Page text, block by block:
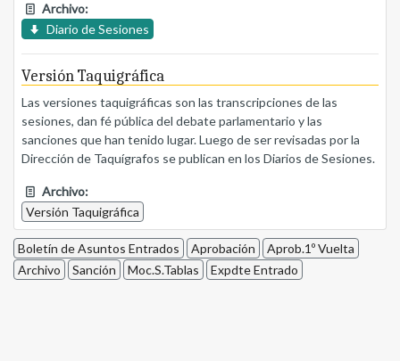
Archivo:
Diario de Sesiones
Versión Taquigráfica
Las versiones taquigráficas son las transcripciones de las
sesiones, dan fé pública del debate parlamentario y las
sanciones que han tenido lugar. Luego de ser revisadas por la
Dirección de Taquígrafos se publican en los Diarios de Sesiones.
Archivo:
Versión Taquigráfica
Boletín de Asuntos Entrados Aprobación
Aprob.1º Vuelta
Archivo
Sanción Moc.S.Tablas Expdte Entrado